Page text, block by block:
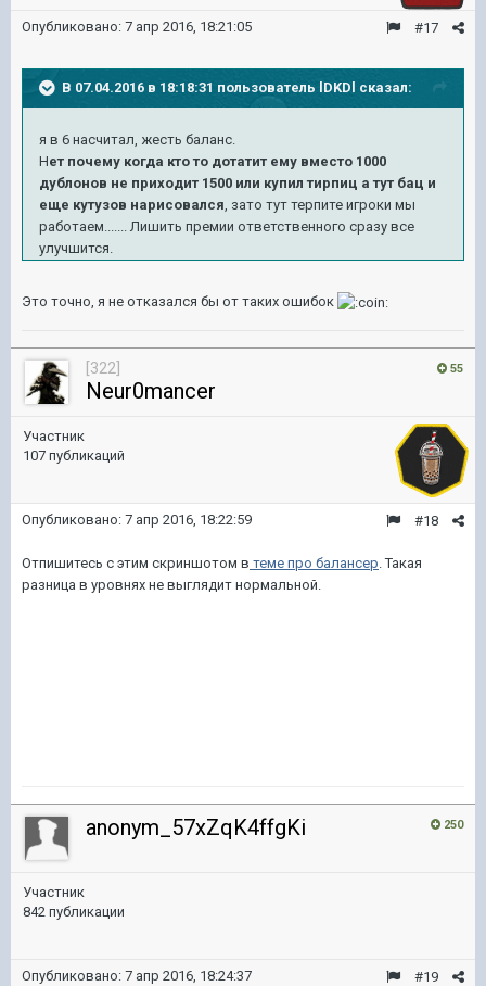
#17
Опубликовано: 7 апр 2016, 18:21:05
В 07.04.2016 в 18:18:31 пользователь lDKDl сказал:
я в 6 насчитал, жесть баланс.
Нет почему когда кто то дотатит ему вместо 1000
дублонов не приходит 1500 или купил тирпиц а тут бац и
еще кутузов нарисовался, зато тут терпите игроки мы
работаем....... Лишить премии ответственного сразу все
улучшится.
Это точно, я не отказался бы от таких ошибок
55
[322]
Neur0mancer
Участник
107 публикаций
#18
Опубликовано: 7 апр 2016, 18:22:59
Отпишитесь с этим скриншотом в теме про балансер. Такая
разница в уровнях не выглядит нормальной.
250
anonym_57xZqK4ffgKi
Участник
842 публикации
#19
Опубликовано: 7 апр 2016, 18:24:37